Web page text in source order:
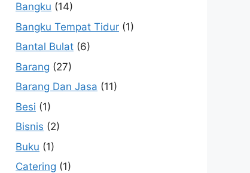
Bangku (14)
Bangku Tempat Tidur (1)
Bantal Bulat (6)
Barang (27)
Barang Dan Jasa (11)
Besi (1)
Bisnis (2)
Buku (1)
Catering (1)